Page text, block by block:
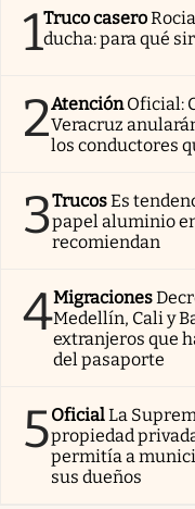
1Truco casero
ducha: para qué
2AtenciónOficial:
Veracruz
los conductores
3TrucosEs
papel aluminio
recomiendan
4Migraciones
Medellín, Cali y
extranjeros que
del pasaporte
5OficialLa
propiedad
permitía a
sus dueños